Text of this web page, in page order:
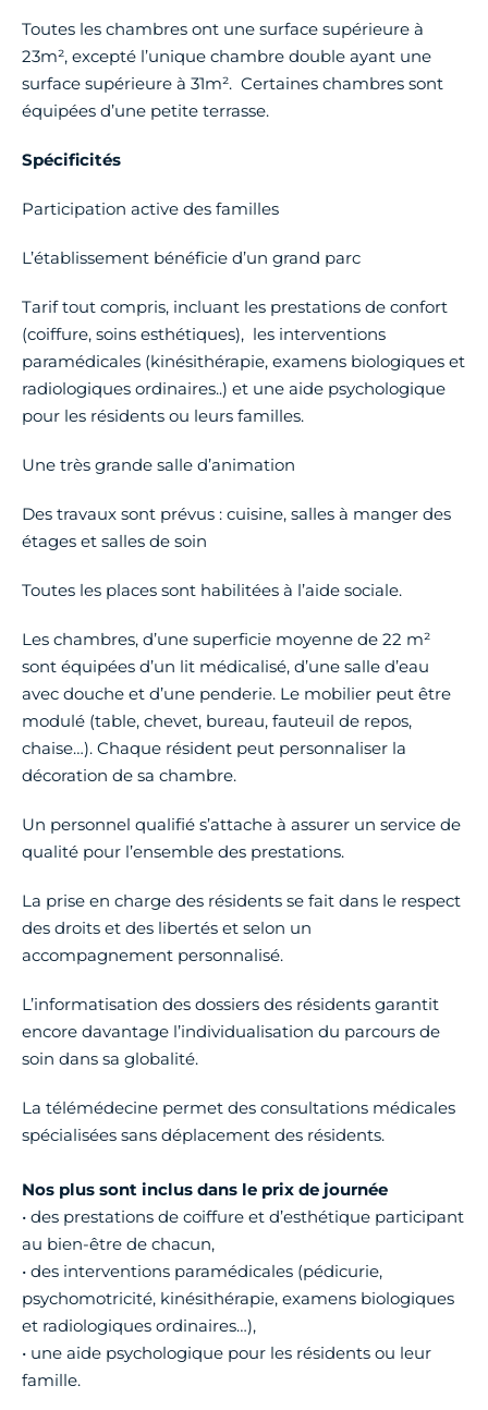
Toutes les chambres ont une surface supérieure à
23m², excepté l’unique chambre double ayant une
surface supérieure à 31m². Certaines chambres sont
équipées d’une petite terrasse.
Spécificités
Participation active des familles
L’établissement bénéficie d’un grand parc
Tarif tout compris, incluant les prestations de confort
(coiffure, soins esthétiques), les interventions
paramédicales (kinésithérapie, examens biologiques et
radiologiques ordinaires..) et une aide psychologique
pour les résidents ou leurs familles.
Une très grande salle d’animation
Des travaux sont prévus : cuisine, salles à manger des
étages et salles de soin
Toutes les places sont habilitées à l’aide sociale.
Les chambres, d’une superficie moyenne de 22 m²
sont équipées d’un lit médicalisé, d’une salle d’eau
avec douche et d’une penderie. Le mobilier peut être
modulé (table, chevet, bureau, fauteuil de repos,
chaise…). Chaque résident peut personnaliser la
décoration de sa chambre.
Un personnel qualifié s’attache à assurer un service de
qualité pour l’ensemble des prestations.
La prise en charge des résidents se fait dans le respect
des droits et des libertés et selon un
accompagnement personnalisé.
L’informatisation des dossiers des résidents garantit
encore davantage l’individualisation du parcours de
soin dans sa globalité.
La télémédecine permet des consultations médicales
spécialisées sans déplacement des résidents.
Nos plus sont inclus dans le prix de journée
• des prestations de coiffure et d’esthétique participant
au bien-être de chacun,
• des interventions paramédicales (pédicurie,
psychomotricité, kinésithérapie, examens biologiques
et radiologiques ordinaires…),
• une aide psychologique pour les résidents ou leur
famille.